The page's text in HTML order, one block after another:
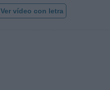
Ver vídeo con letra